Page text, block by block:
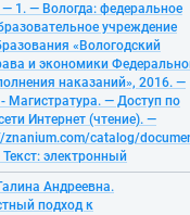
1. — Вологда: федеральное
учреждение
«Вологодский
и экономики
наказаний», 2016. —
Магистратура. — Доступ по
Интернет (чтение). —
znanium.com/catalog/
электронный
Андреевна.
подход к